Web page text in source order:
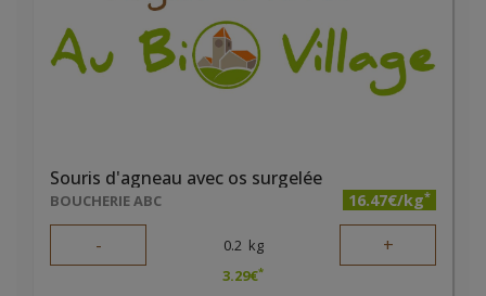
Souris d'agneau avec os surgelée
BOUCHERIE ABC 16.47€/kg*
- 0.2 kg +
3.29€*